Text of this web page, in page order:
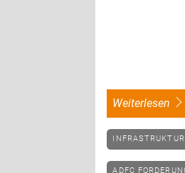
weiterlesen
INFRASTRUKTUR
ADFC